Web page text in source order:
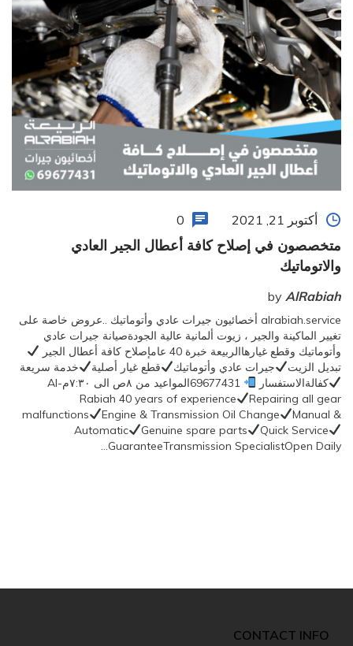
أكتوبر 21, 2021 0
متخصصون في إصلاح كافة أعطال الجير العادي
والاتوماتيك
by AlRabiah
alrabiah.service أخصائيون جيرات عادي وأتوماتيك ..عروض خاصة على
تغيير الماكينة والجير ، زيوت ألمانية عالية الجودةصيانة جيرات عادي
وأتوماتيك وقطع غيارهاالربيعة خبرة 40 عامإصلاح كافة أعطال الجير
تبديل الزيت
جيرات عادي وأتوماتيك قطع غيار أصلية
خدمة سريعة
كفالةالاستفسار
69677431المواعيد من ٨ص الى ٧:٣٠مAl-
Rabiah 40 years of experience
Repairing all gear
malfunctions
Engine & Transmission Oil Change
Manual &
Automatic
Genuine spare parts
Quick Service
GuaranteeTransmission SpecialistOpen Daily…
CONTACT INFO